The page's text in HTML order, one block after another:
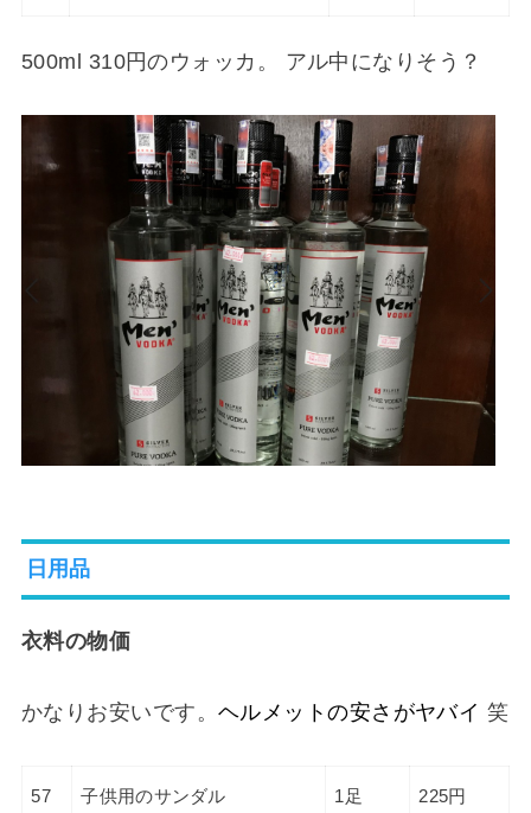
500ml 310円のウォッカ。 アル中になりそう？
日用品
衣料の物価
かなりお安いです。 ヘルメットの安さがヤバイ 笑
57 子供用のサンダル 1足 225円